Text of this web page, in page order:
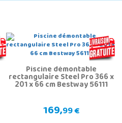
Piscine démontable
rectangulaire Steel Pro 366 x
201 x 66 cm Bestway 56111
169,99 €